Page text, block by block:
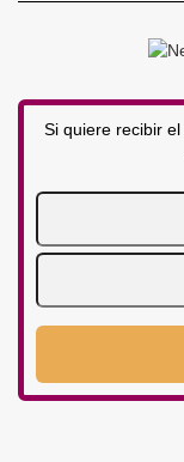
Si quiere recibir el